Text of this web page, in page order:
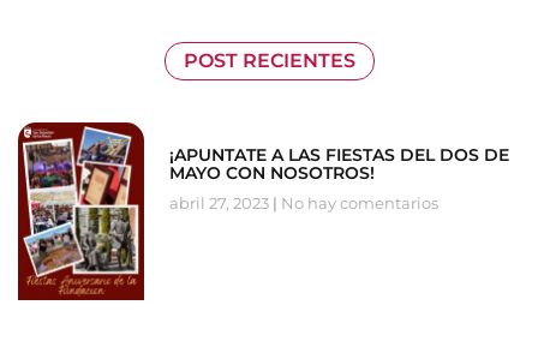
POST RECIENTES
¡APUNTATE A LAS FIESTAS DEL DOS DE
MAYO CON NOSOTROS!
abril 27, 2023 No hay comentarios